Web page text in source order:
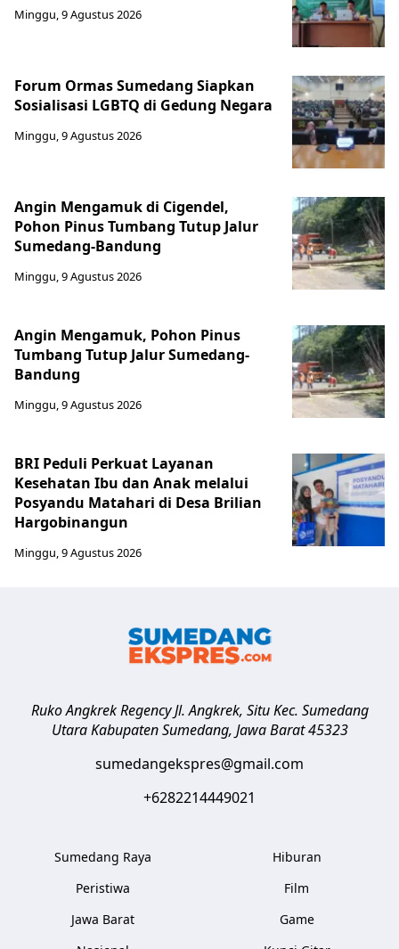
Minggu, 9 Agustus 2026
Forum Ormas Sumedang Siapkan
Sosialisasi LGBTQ di Gedung Negara
Minggu, 9 Agustus 2026
Angin Mengamuk di Cigendel,
Pohon Pinus Tumbang Tutup Jalur
Sumedang-Bandung
Minggu, 9 Agustus 2026
Angin Mengamuk, Pohon Pinus
Tumbang Tutup Jalur Sumedang-
Bandung
Minggu, 9 Agustus 2026
BRI Peduli Perkuat Layanan
Kesehatan Ibu dan Anak melalui
Posyandu Matahari di Desa Brilian
Hargobinangun
Minggu, 9 Agustus 2026
Ruko Angkrek Regency Jl. Angkrek, Situ Kec. Sumedang
Utara Kabupaten Sumedang, Jawa Barat 45323
sumedangekspres@gmail.com
+6282214449021
Sumedang Raya
Peristiwa
Jawa Barat
Hiburan
Film
Game